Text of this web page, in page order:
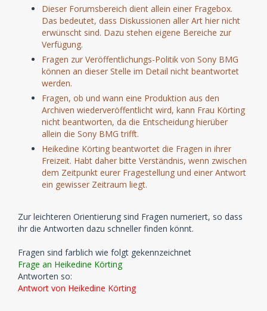
Dieser Forumsbereich dient allein einer Fragebox.
Das bedeutet, dass Diskussionen aller Art hier nicht
erwünscht sind. Dazu stehen eigene Bereiche zur
Verfügung.
Fragen zur Veröffentlichungs-Politik von Sony BMG
können an dieser Stelle im Detail nicht beantwortet
werden.
Fragen, ob und wann eine Produktion aus den
Archiven wiederveröffentlicht wird, kann Frau Körting
nicht beantworten, da die Entscheidung hierüber
allein die Sony BMG trifft.
Heikedine Körting beantwortet die Fragen in ihrer
Freizeit. Habt daher bitte Verständnis, wenn zwischen
dem Zeitpunkt eurer Fragestellung und einer Antwort
ein gewisser Zeitraum liegt.
Zur leichteren Orientierung sind Fragen numeriert, so dass
ihr die Antworten dazu schneller finden könnt.
Fragen sind farblich wie folgt gekennzeichnet
Frage an Heikedine Körting
Antworten so:
Antwort von Heikedine Körting